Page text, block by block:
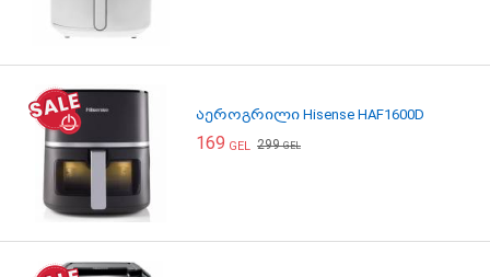
აეროგრილი Hisense HAF1600D
169 GEL 299GEL